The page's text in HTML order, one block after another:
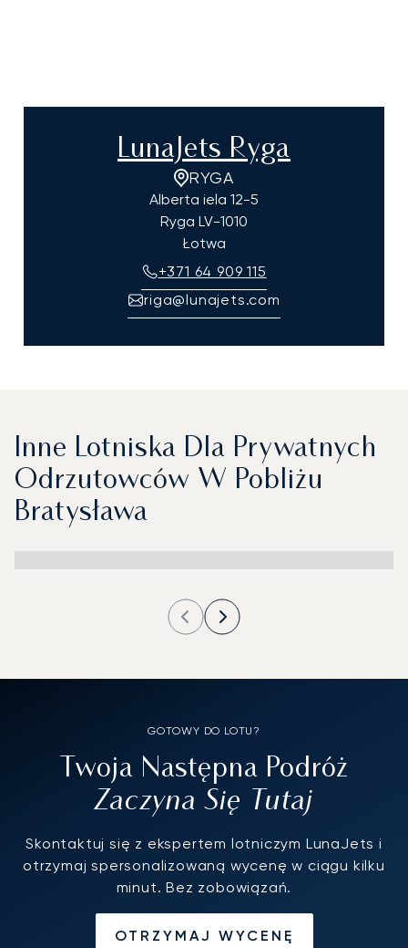
LunaJets Ryga
RYGA
Alberta iela 12-5
Ryga LV-1010
Łotwa
+371 64 909 115
riga@lunajets.com
Inne Lotniska Dla Prywatnych
Odrzutowców W Pobliżu
Bratysława
GOTOWY DO LOTU?
Twoja Następna Podróż
Zaczyna Się Tutaj
Skontaktuj się z ekspertem lotniczym LunaJets i
otrzymaj spersonalizowaną wycenę w ciągu kilku
minut. Bez zobowiązań.
OTRZYMAJ WYCENĘ